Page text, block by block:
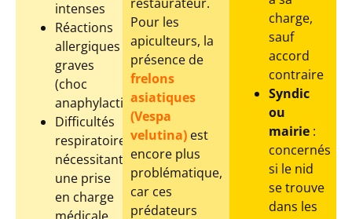
intenses
Réactions
allergiques
graves
(choc
anaphylactique)
Difficultés
respiratoires
nécessitant
une prise
en charge
médicale
Pour les
apiculteurs, la
présence de
frelons
asiatiques
(Vespa
velutina) est
encore plus
problématique,
car ces
prédateurs
charge,
sauf
accord
contraire
Syndic
ou
mairie :
concernés
si le nid
se trouve
dans les